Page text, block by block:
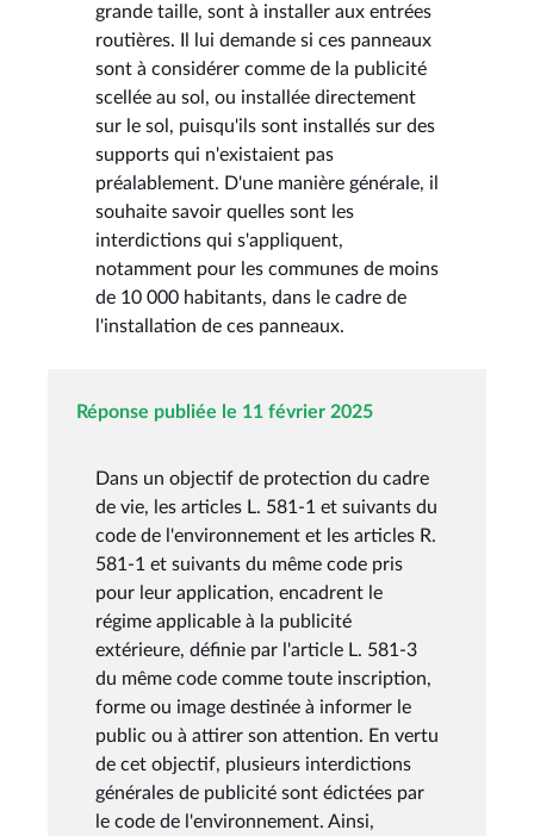
grande taille, sont à installer aux entrées
routières. Il lui demande si ces panneaux
sont à considérer comme de la publicité
scellée au sol, ou installée directement
sur le sol, puisqu'ils sont installés sur des
supports qui n'existaient pas
préalablement. D'une manière générale, il
souhaite savoir quelles sont les
interdictions qui s'appliquent,
notamment pour les communes de moins
de 10 000 habitants, dans le cadre de
l'installation de ces panneaux.
Réponse publiée le 11 février 2025
Dans un objectif de protection du cadre
de vie, les articles L. 581-1 et suivants du
code de l'environnement et les articles R.
581-1 et suivants du même code pris
pour leur application, encadrent le
régime applicable à la publicité
extérieure, définie par l'article L. 581-3
du même code comme toute inscription,
forme ou image destinée à informer le
public ou à attirer son attention. En vertu
de cet objectif, plusieurs interdictions
générales de publicité sont édictées par
le code de l'environnement. Ainsi,